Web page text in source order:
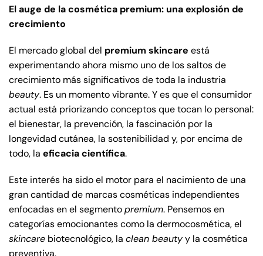
El auge de la cosmética premium: una explosión de
crecimiento
El mercado global del premium skincare está
experimentando ahora mismo uno de los saltos de
crecimiento más significativos de toda la industria
beauty. Es un momento vibrante. Y es que el consumidor
actual está priorizando conceptos que tocan lo personal:
el bienestar, la prevención, la fascinación por la
longevidad cutánea, la sostenibilidad y, por encima de
todo, la eficacia científica.
Este interés ha sido el motor para el nacimiento de una
gran cantidad de marcas cosméticas independientes
enfocadas en el segmentopremium. Pensemos en
categorías emocionantes como la dermocosmética, el
skincare biotecnológico, la clean beautyy la cosmética
preventiva.